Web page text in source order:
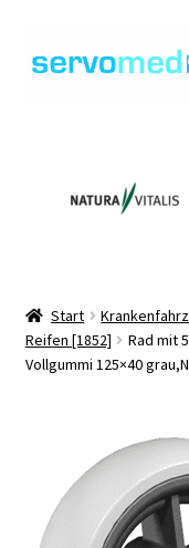
Navigation
Inhalt
Pflegehilfsmittel
Informationen
Start
Reifen [1852]
Rad mit
Vollgummi 125×40